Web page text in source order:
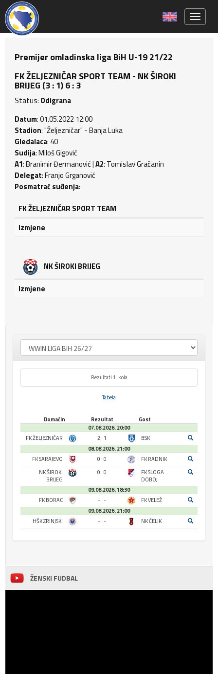
Premijer omladinska liga BiH U-19 21/22
FK ŽELJEZNIČAR SPORT TEAM - NK ŠIROKI
BRIJEG (3 : 1) 6 : 3
Status: Odigrana
Datum: 01.05.2022 12:00
Stadion: "Željezničar" - Banja Luka
Gledalaca: 40
Sudija: Miloš Gigović
A1: Branimir Đermanović |A2: Tomislav Gračanin
Delegat: Franjo Grganović
Posmatrač suđenja:
FK ŽELJEZNIČAR SPORT TEAM
Izmjene
NK ŠIROKI BRIJEG
Izmjene
Rezultati 1. kola
Tabela
Domaćin Rezultat
Gost
07.08.2026. 20:00
FK ŽELJEZNIČAR
2 : 1
BSK
08.08.2026. 21:00
FK SARAJEVO
0 : 0
FK RADNIK
NK ŠIROKI
BRIJEG
0 : 0
FK SLOGA
DOBOJ
09.08.2026. 18:30
FK BORAC
- : -
FK VELEŽ
09.08.2026. 21:00
HŠK ZRINJSKI
- : - NK ČELIK
ŽENSKI FUDBAL